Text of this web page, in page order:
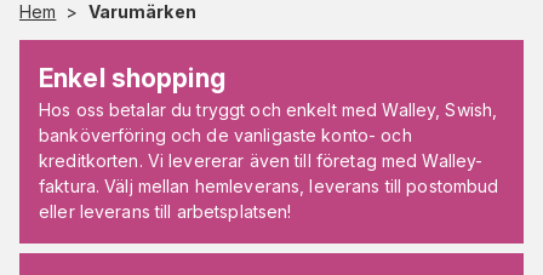
Hem > Varumärken
Enkel shopping
Hos oss betalar du tryggt och enkelt med Walley, Swish,
banköverföring och de vanligaste konto- och
kreditkorten. Vi levererar även till företag med Walley-
faktura. Välj mellan hemleverans, leverans till postombud
eller leverans till arbetsplatsen!